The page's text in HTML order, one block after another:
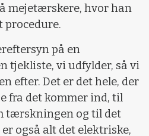
mejetærskere, hvor han
procedure.
på en
tjekliste, vi udfylder, så vi
efter. Det er det hele, der
fra det kommer ind, til
tærskningen og til det
også alt det elektriske,